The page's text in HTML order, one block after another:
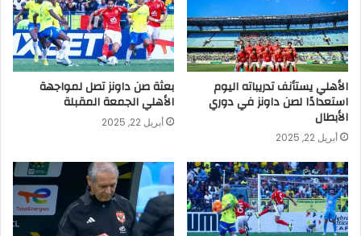
الأهلي يستأنف تدريباته اليوم
استعدادًا لصن داونز في دوري
الأبطال
أبريل 22, 2025
بعثة صن داونز تصل لمواجهة
الأهلي الجمعة المقبلة
أبريل 22, 2025